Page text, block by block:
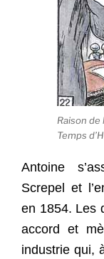
Raison de
Temps
Antoine
Screpel et
en 1854. Les
accord et
industrie qui,